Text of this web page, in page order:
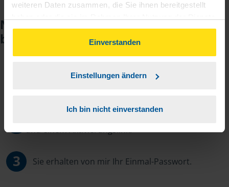
weiteren Daten zusammen, die Sie ihnen bereitgestellt
gesammelt haben. Indem Sie auf Einverstanden klicken,
können Sie der Verwendung von Cookies, gemäß
unserer
Einverstanden
Einstellungen ändern
Ich bin nicht einverstanden
Noch keinen Zugang? So einfach
beantragen Sie ihn.
Sie teilen mir mit, dass Sie MeineVLH nutzen
und einem Aktivierungslink.
3 Sie erhalten von mir Ihr Einmal-Passwort.